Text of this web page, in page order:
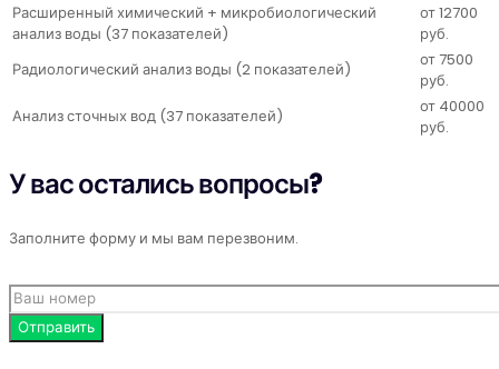
Расширенный химический + микробиологический
анализ воды (37 показателей)
от 12700
руб.
Радиологический анализ воды (2 показателей)
от 7500
руб.
Анализ сточных вод (37 показателей)
от 40000
руб.
У вас остались вопросы?
Заполните форму и мы вам перезвоним.